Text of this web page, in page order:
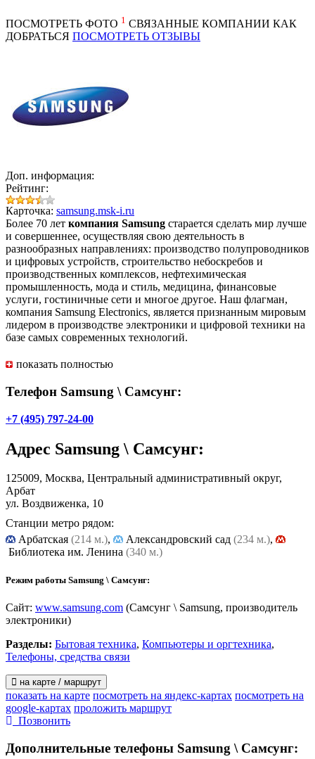
ПОСМОТРЕТЬ ФОТО 1 СВЯЗАННЫЕ КОМПАНИИ КАК
ДОБРАТЬСЯ ПОСМОТРЕТЬ ОТЗЫВЫ
Доп. информация:
Рейтинг:
Карточка: samsung.msk-i.ru
Более 70 лет компания Samsung старается сделать мир лучше
и совершеннее, осуществляя свою деятельность в
разнообразных направлениях: производство полупроводников
и цифровых устройств, строительство небоскребов и
производственных комплексов, нефтехимическая
промышленность, мода и стиль, медицина, финансовые
услуги, гостиничные сети и многое другое. Наш флагман,
компания Samsung Electronics, является признанным мировым
лидером в производстве электроники и цифровой техники на
базе самых современных технологий.
Инновационный подход в производстве надежных продуктов
ответственности перед обществом, постоянное общение с
партнерами и потребителями товаров помогают компании
Samsung развивать мир в совершенно новых направлениях.
технологии и эффективные процессы, чтобы с их помощью
лидерство в цифровой сфере.
показать полностью
Телефон Samsung \ Самсунг:
+7 (495) 797-24-00
Адрес Samsung \ Самсунг:
125009, Москва, Центральный административный округ,
Арбат
ул. Воздвиженка, 10
Станции метро рядом:
Арбатская (214 м.), Александровский сад (234 м.),
Библиотека им. Ленина (340 м.)
Режим работы Samsung \ Самсунг:
Сайт: www.samsung.com (Самсунг \ Samsung, производитель
электроники)
Разделы: Бытовая техника, Компьютеры и оргтехника,
Телефоны, средства связи
на карте / маршрут
показать на карте посмотреть на яндекс-картах посмотреть на
google-картах проложить маршрут
Позвонить
Дополнительные телефоны Samsung \ Самсунг: